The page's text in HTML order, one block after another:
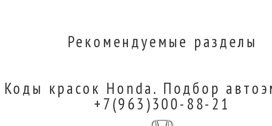
Рекомендуемые разделы
Коды красок Honda. Подбор
+7(963)300-88-21